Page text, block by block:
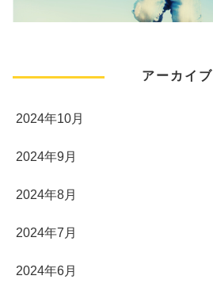
アーカイブ
2024年10月
2024年9月
2024年8月
2024年7月
2024年6月